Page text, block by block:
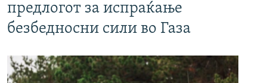
предлогот за испраќање
безбедносни сили во Газа